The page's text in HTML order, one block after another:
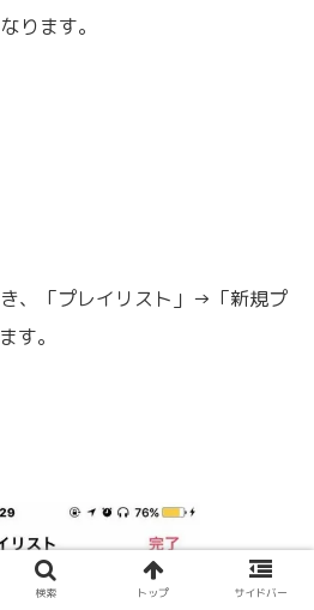
ります。
、「プレイリスト」→「新規プ
す。
検索 トップ サイドバー